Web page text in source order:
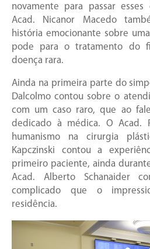
novamente para passar
Acad. Nicanor Macedo
história emocionante sobre
pode para o tratamento do
doença rara.
Ainda na primeira parte do
Dalcolmo contou sobre o
com um caso raro, que ao
dedicado à médica. O Acad.
humanismo na cirurgia
Kapczinski contou a
primeiro paciente, ainda
Acad. Alberto Schanaider
complicado que o
residência.